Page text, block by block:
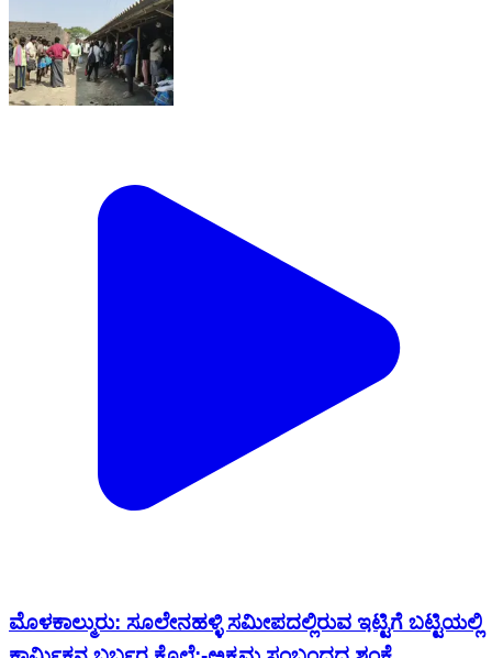
ಮೊಳಕಾಲ್ಮುರು: ಸೂಲೇನಹಳ್ಳಿ ಸಮೀಪದಲ್ಲಿರುವ ಇಟ್ಟಿಗೆ ಬಟ್ಟಿಯಲ್ಲಿ